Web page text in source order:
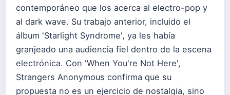
contemporáneo que los acerca al electro-pop y
al dark wave. Su trabajo anterior, incluido el
álbum 'Starlight Syndrome', ya les había
granjeado una audiencia fiel dentro de la escena
electrónica. Con 'When You're Not Here',
Strangers Anonymous confirma que su
propuesta no es un ejercicio de nostalgia, sino